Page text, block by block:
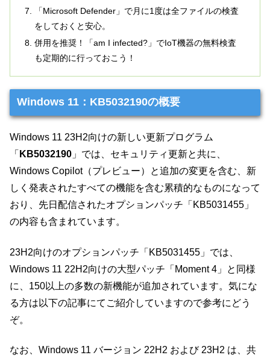
「Microsoft Defender」で月に1度は全ファイルの検査
をしておくと安心。
併用を推奨！「am I infected?」でIoT機器の無料検査
も定期的に行っておこう！
Windows 11：KB5032190の概要
Windows 11 23H2向けの新しい更新プログラム
「 KB5032190 」では、セキュリティ更新と共に、
Windows Copilot（プレビュー）と追加の変更を含む、新
しく発表されたすべての機能を含む累積的なものになって
おり、先日配信されたオプションパッチ「KB5031455」
の内容も含まれています。
23H2向けのオプションパッチ「KB5031455」では、
Windows 11 22H2向けの大型パッチ「Moment 4」と同様
に、150以上の多数の新機能が追加されています。気にな
る方は以下の記事にてご紹介していますので参考にどう
ぞ。
なお、Windows 11 バージョン 22H2 および 23H2 は、共